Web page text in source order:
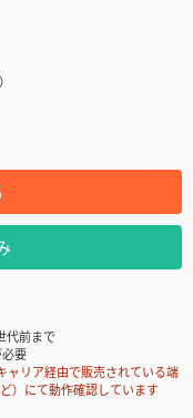
代前まで
要
リア経由で販売されている端
）にて動作確認しています